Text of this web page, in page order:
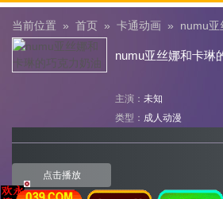
当前位置 » 首页 » 卡通动画 » numu亚
numu亚丝娜和卡琳
主演： 未知
类型： 成人动漫
点击播放